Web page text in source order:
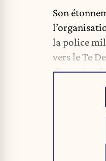
Son
la police
vers le Te
d’une